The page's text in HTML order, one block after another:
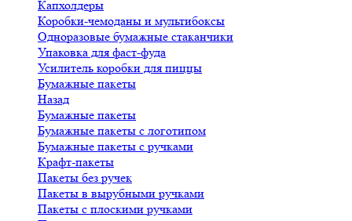
Капхолдеры
Коробки-чемоданы и мультибоксы
Одноразовые бумажные стаканчики
Упаковка для фаст-фуда
Усилитель коробки для пиццы
Бумажные пакеты
Назад
Бумажные пакеты
Бумажные пакеты с логотипом
Бумажные пакеты с ручками
Крафт-пакеты
Пакеты без ручек
Пакеты в вырубными ручками
Пакеты с плоскими ручками